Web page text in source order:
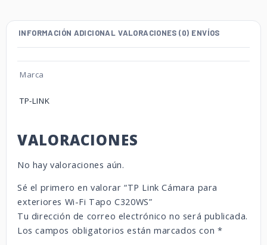
INFORMACIÓN ADICIONAL VALORACIONES (0) ENVÍOS
Marca
TP-LINK
VALORACIONES
No hay valoraciones aún.
Sé el primero en valorar “TP Link Cámara para
exteriores Wi-Fi Tapo C320WS”
Tu dirección de correo electrónico no será publicada.
Los campos obligatorios están marcados con *